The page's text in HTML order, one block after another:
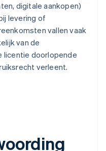
digitale aankopen)
levering of
vallen vaak
van de
licentie doorlopende
verleent.